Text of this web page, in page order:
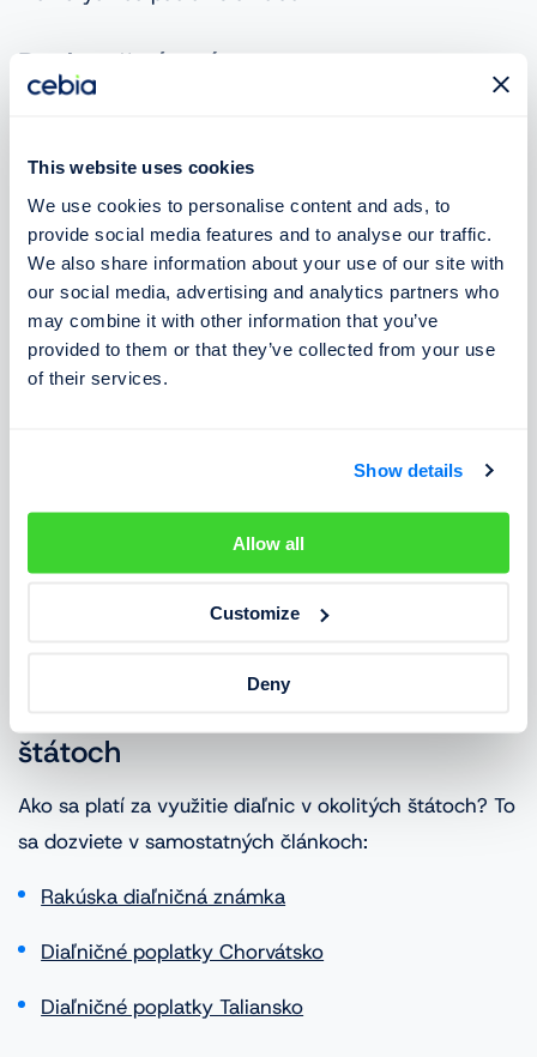
This website uses cookies
We use cookies to personalise content and ads, to
provide social media features and to analyse our traffic.
We also share information about your use of our site with
our social media, advertising and analytics partners who
may combine it with other information that you’ve
provided to them or that they’ve collected from your use
of their services.
Show details
Allow all
Customize
Deny
Dodatočné mýto
spoplatnený jednorazovým poplatkom, ktorý sa platí
3,5 t platia poplatok prostredníctvom palubných
mýtnych jednotiek.
⚠️ Pred jazdou skontrolujte povinnú
výbavu
o položky, ktoré sú povinné v krajinách, ktorými
povinnou výbavou v Slovinsku .
Všetko o povinnej výbave v Slovinsku
štátoch
Ako sa platí za využitie diaľnic v okolitých štátoch? To
sa dozviete v samostatných článkoch:
Rakúska diaľničná známka
Diaľničné poplatky Chorvátsko
Diaľničné poplatky Taliansko